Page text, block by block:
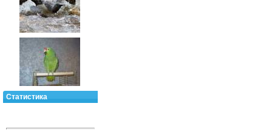
Статистика